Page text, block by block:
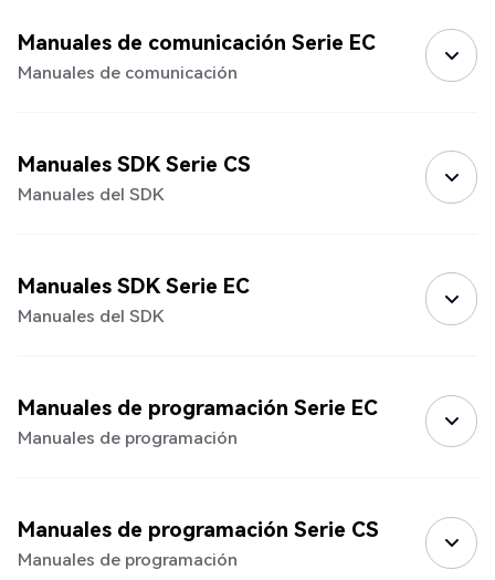
Manuales de comunicación Serie EC
Manuales de comunicación
Manuales SDK Serie CS
Manuales del SDK
Manuales SDK Serie EC
Manuales del SDK
Manuales de programación Serie EC
Manuales de programación
Manuales de programación Serie CS
Manuales de programación